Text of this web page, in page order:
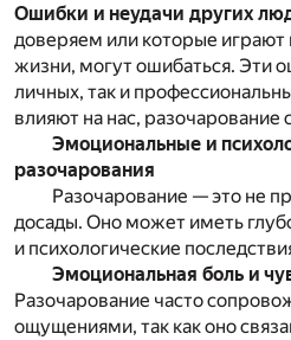
Ошибки и неудачи других
доверяем или которые
жизни, могут ошибаться. Эти
личных, так и
влияют на нас,
Эмоциональные и
разочарования
Разочарование — это не
досады. Оно может иметь
и психологические
Эмоциональная боль и
Разочарование часто
ощущениями, так как оно